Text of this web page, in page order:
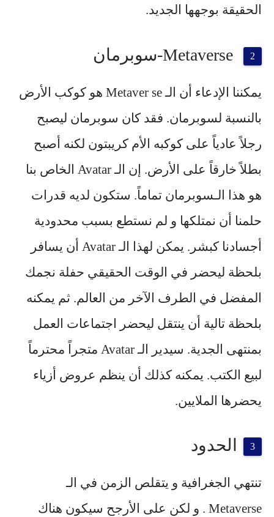
الحقيقة بوجهها الجديد.
يمكننا الإدعاء أن الـ Metaver se هو كوكب الأرض
بالنسبة لسوبرمان. فقد كان سوبرمان ليصبح
رجلاً عادياً على كوكبه الأم كريبتون لكنه أصبح
بطلاً خارقاً على الأرض. إن الـ Avatar الخاص بنا
هو هذا الـسوبرمان تماماً. ستكون لديه قدرات
حلمنا أن نمتلكها و لم نستطع بسبب محدودية
أجسادنا كبشر. يمكن لهذا الـ Avatar أن يسافر
بلحظة ليحضر في الوقت الحقيقي حفلة نجمك
المفضل في الطرف الآخر من العالم. ثم يمكنه
بلحظة تالية أن ينتقل ليحضر اجتماعات العمل
بمنتهى الجدية. سيدير الـ Avatar متجراً محترماً
لبيع الكتب. يمكنه كذلك أن ينظم عروض أزياء
يحضرها الملايين.
الحدود
تنتهي الجغرافية و يتقلص الزمن في الـ
Metaverse . و لكن على الأرجح سيكون هناك